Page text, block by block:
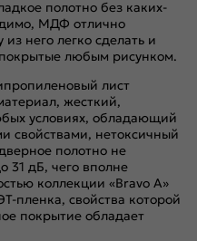
полотно без каких-
МДФ отлично
него легко сделать и
любым рисунком.
лист
жесткий,
условиях, обладающий
свойствами, нетоксичный
полотно не
31 дБ, чего вполне
коллекции «Bravo A»
пленка, свойства которой
покрытие обладает